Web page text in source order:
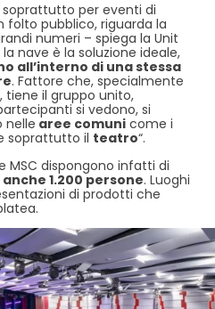
per eventi di
folto pubblico, riguarda la
numeri – spiega la Unit
nave è la soluzione ideale,
all’interno di una stessa
. Fattore che, specialmente
tiene il gruppo unito,
si vedono, si
nelle aree comuni come i
soprattutto il teatro“.
MSC dispongono infatti di
1.200 persone. Luoghi
di prodotti che